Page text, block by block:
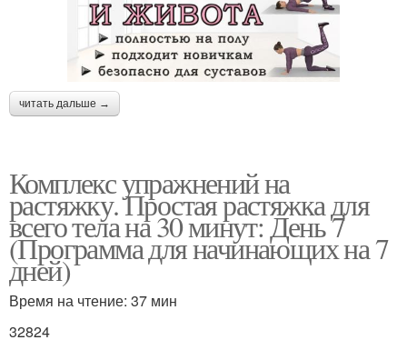
читать дальше →
Комплекс упражнений на
растяжку. Простая растяжка для
всего тела на 30 минут: День 7
(Программа для начинающих на 7
дней)
Время на чтение: 37 мин
32824